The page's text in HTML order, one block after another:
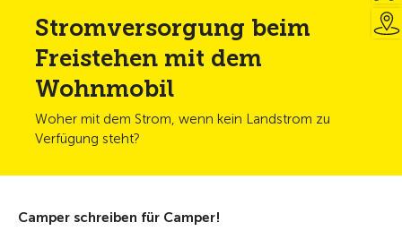
Stromversorgung beim
Freistehen mit dem
Wohnmobil
Woher mit dem Strom, wenn kein Landstrom zu
Verfügung steht?
Camper schreiben für Camper!